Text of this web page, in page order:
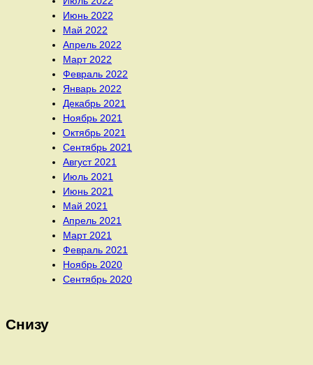
Июнь 2022
Май 2022
Апрель 2022
Март 2022
Февраль 2022
Январь 2022
Декабрь 2021
Ноябрь 2021
Октябрь 2021
Сентябрь 2021
Август 2021
Июль 2021
Июнь 2021
Май 2021
Апрель 2021
Март 2021
Февраль 2021
Ноябрь 2020
Сентябрь 2020
Снизу